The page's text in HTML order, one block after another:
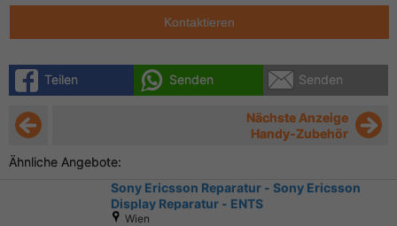
Kontaktieren
Teilen Senden Senden
Nächste Anzeige
Handy-Zubehör
Ähnliche Angebote:
Sony Ericsson Reparatur - Sony Ericsson
Display Reparatur - ENTS
Wien